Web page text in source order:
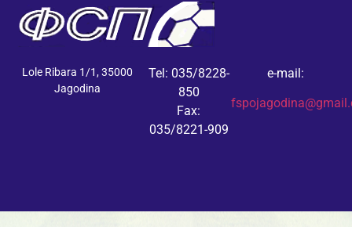
Lole Ribara 1/1, 35000
Jagodina
Tel: 035/8228-
850
Fax:
035/8221-909
e-mail: